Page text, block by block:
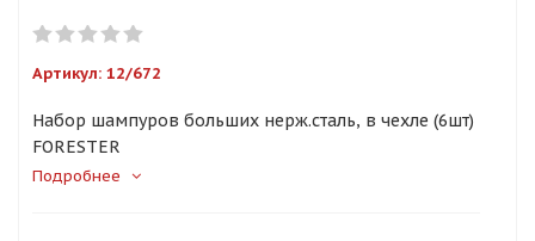
Артикул: 12/672
Набор шампуров больших нерж.сталь, в чехле (6шт)
FORESTER
Подробнее